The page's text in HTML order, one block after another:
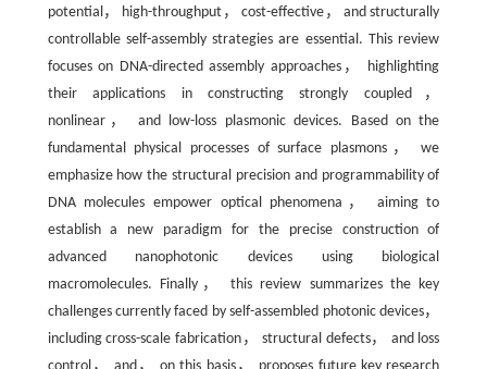
potential， high-throughput， cost-effective， and structurally
controllable self-assembly strategies are essential. This review
focuses on DNA-directed assembly approaches， highlighting
their applications in constructing strongly coupled，
nonlinear， and low-loss plasmonic devices. Based on the
fundamental physical processes of surface plasmons， we
emphasize how the structural precision and programmability of
DNA molecules empower optical phenomena， aiming to
establish a new paradigm for the precise construction of
advanced nanophotonic devices using biological
macromolecules. Finally， this review summarizes the key
challenges currently faced by self-assembled photonic devices，
including cross-scale fabrication， structural defects， and loss